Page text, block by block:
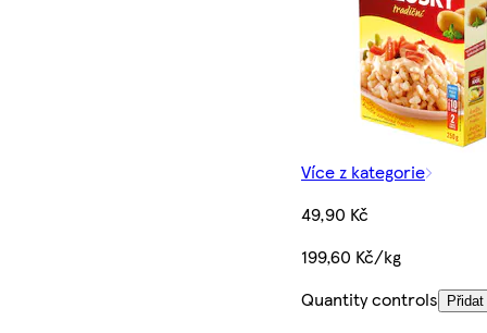
Více z kategorie
49,90 Kč
199,60 Kč/kg
Quantity controls
Přidat